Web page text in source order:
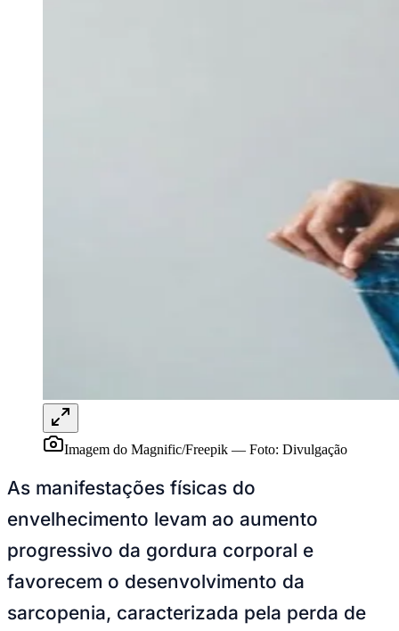
Imagem do Magnific/Freepik — Foto: Divulgação
As manifestações físicas do
envelhecimento levam ao aumento
progressivo da gordura corporal e
favorecem o desenvolvimento da
sarcopenia, caracterizada pela perda de